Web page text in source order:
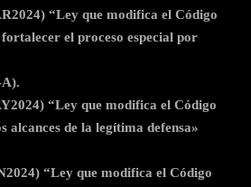
“Ley que modifica el Código
el proceso especial por
“Ley que modifica el Código
alcances de la legítima defensa»
“Ley que modifica el Código